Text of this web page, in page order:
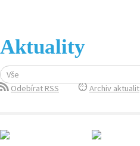
Aktuality
Vše
Odebírat RSS
Archiv aktualit